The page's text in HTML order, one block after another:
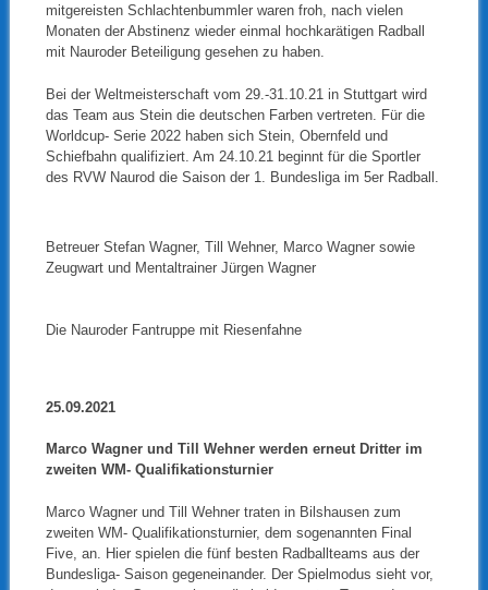
mitgereisten Schlachtenbummler waren froh, nach vielen
Monaten der Abstinenz wieder einmal hochkarätigen Radball
mit Nauroder Beteiligung gesehen zu haben.
Bei der Weltmeisterschaft vom 29.-31.10.21 in Stuttgart wird
das Team aus Stein die deutschen Farben vertreten. Für die
Worldcup- Serie 2022 haben sich Stein, Obernfeld und
Schiefbahn qualifiziert. Am 24.10.21 beginnt für die Sportler
des RVW Naurod die Saison der 1. Bundesliga im 5er Radball.
Betreuer Stefan Wagner, Till Wehner, Marco Wagner sowie
Zeugwart und Mentaltrainer Jürgen Wagner
Die Nauroder Fantruppe mit Riesenfahne
25.09.2021
Marco Wagner und Till Wehner werden erneut Dritter im
zweiten WM- Qualifikationsturnier
Marco Wagner und Till Wehner traten in Bilshausen zum
zweiten WM- Qualifikationsturnier, dem sogenannten Final
Five, an. Hier spielen die fünf besten Radballteams aus der
Bundesliga- Saison gegeneinander. Der Spielmodus sieht vor,